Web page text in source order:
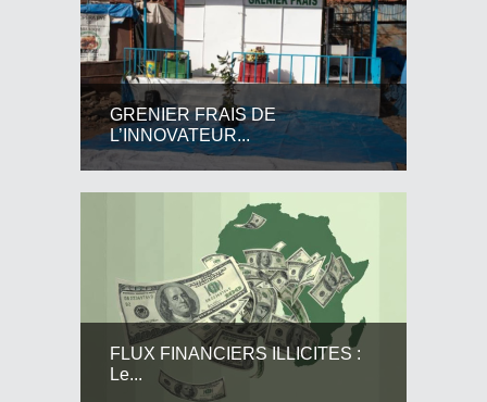
GRENIER FRAIS DE
L’INNOVATEUR...
FLUX FINANCIERS ILLICITES :
Le...